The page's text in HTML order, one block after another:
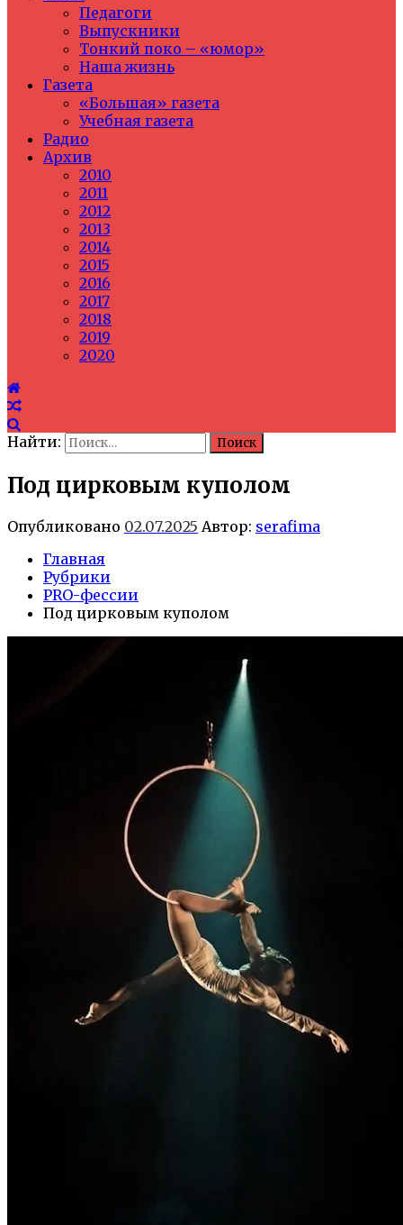
Педагоги
Выпускники
Тонкий поко – «юмор»
Наша жизнь
Газета
«Большая» газета
Учебная газета
Радио
Архив
2010
2011
2012
2013
2014
2015
2016
2017
2018
2019
2020
Найти:
Под цирковым куполом
Опубликовано 02.07.2025 Автор: serafima
Главная
Рубрики
PRO-фессии
Под цирковым куполом